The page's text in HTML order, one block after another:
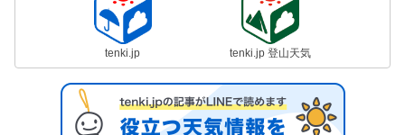
tenki.jp tenki.jp 登山天気